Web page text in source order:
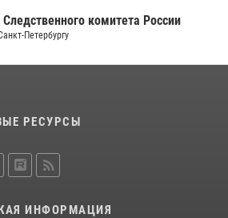
10:50
стола на III Международном
каникулы»
комитета России
Петербургу
РЕСУРСЫ
ИНФОРМАЦИЯ